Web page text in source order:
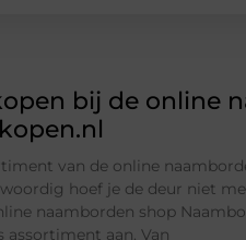
bij de online
van de online
hoef je de deur niet
naamborden shop
aan. Van